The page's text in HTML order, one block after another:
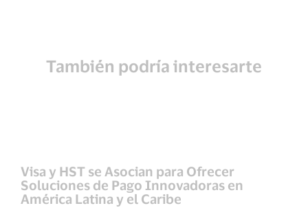
También podría interesarte
Visa y HST se Asocian para Ofrecer
Soluciones de Pago Innovadoras en
América Latina y el Caribe